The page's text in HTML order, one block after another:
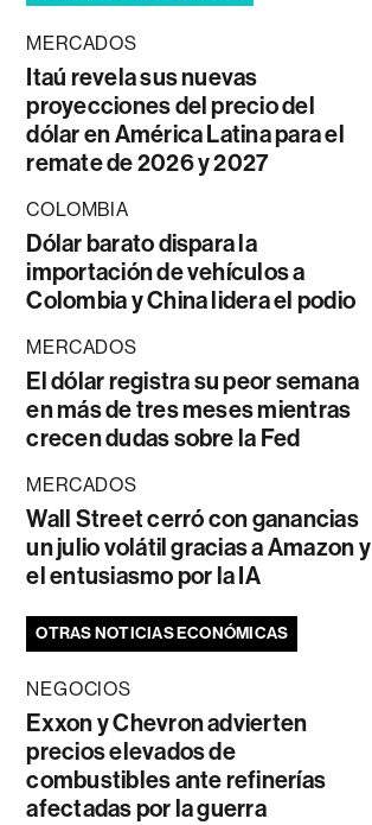
MERCADOS
Itaú revela sus nuevas
proyecciones del precio del
dólar en América Latina para el
remate de 2026 y 2027
COLOMBIA
Dólar barato dispara la
importación de vehículos a
Colombia y China lidera el podio
MERCADOS
El dólar registra su peor semana
en más de tres meses mientras
crecen dudas sobre la Fed
MERCADOS
Wall Street cerró con ganancias
un julio volátil gracias a Amazon y
el entusiasmo por la IA
OTRAS NOTICIAS ECONÓMICAS
NEGOCIOS
Exxon y Chevron advierten
precios elevados de
combustibles ante refinerías
afectadas por la guerra